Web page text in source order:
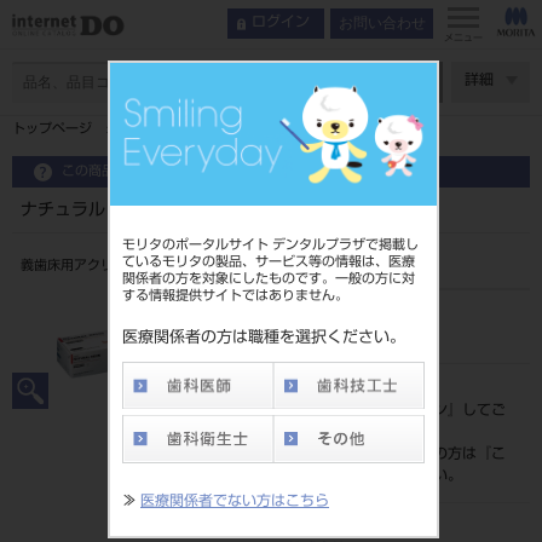
モリタのポータルサイト デンタルプラザで掲載し
ているモリタの製品、サービス等の情報は、医療
関係者の方を対象にしたものです。一般の方に対
する情報提供サイトではありません。
医療関係者の方は職種を選択ください。
≫ 医療関係者でない方はこちら
ログイン お問い合わせ
メニュー
詳細
トップページ ナチュラルレジン 粉 １㎏
この商品に関するお問い合わせ
ナチュラルレジン 粉 １㎏
義歯床用アクリル系レジン
204510604
標準価格
ログイン
』してご
覧ください。
ネット会員登録がまだの方は『
こ
』より登録ください。